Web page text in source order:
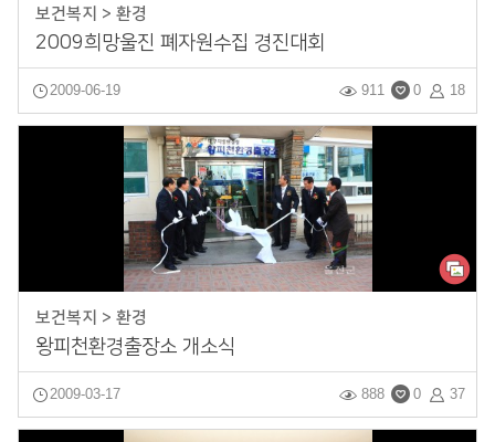
보건복지 > 환경
2009희망울진 폐자원수집 경진대회
2009-06-19 18
0
911
보건복지 > 환경
왕피천환경출장소 개소식
2009-03-17 37
0
888